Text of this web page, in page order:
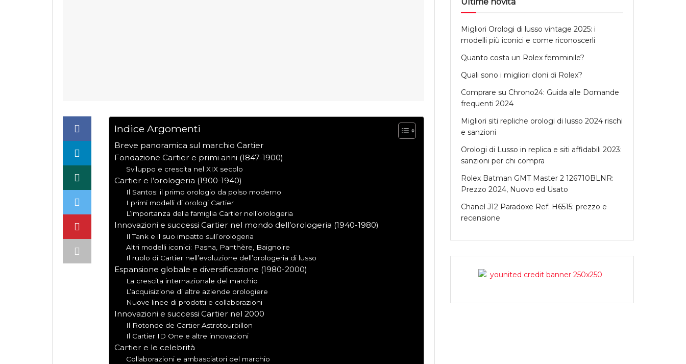
Indice Argomenti
Breve panoramica sul marchio Cartier
Fondazione Cartier e primi anni (1847-1900)
Sviluppo e crescita nel XIX secolo
Cartier e l’orologeria (1900-1940)
Il Santos: il primo orologio da polso moderno
I primi modelli di orologi Cartier
L’importanza della famiglia Cartier nell’orologeria
Innovazioni e successi Cartier nel mondo dell’orologeria (1940-1980)
Il Tank e il suo impatto sull’orologeria
Altri modelli iconici: Pasha, Panthère, Baignoire
Il ruolo di Cartier nell’evoluzione dell’orologeria di lusso
Espansione globale e diversificazione (1980-2000)
La crescita internazionale del marchio
L’acquisizione di altre aziende orologiere
Nuove linee di prodotti e collaborazioni
Innovazioni e successi Cartier nel 2000
Il Rotonde de Cartier Astrotourbillon
Il Cartier ID One e altre innovazioni
Cartier e le celebrità
Collaborazioni e ambasciatori del marchio
Migliori Orologi di lusso vintage 2025: i
modelli più iconici e come riconoscerli
Quanto costa un Rolex femminile?
Quali sono i migliori cloni di Rolex?
Comprare su Chrono24: Guida alle Domande
frequenti 2024
Migliori siti repliche orologi di lusso 2024 rischi
e sanzioni
Orologi di Lusso in replica e siti affidabili 2023:
sanzioni per chi compra
Rolex Batman GMT Master 2 126710BLNR:
Prezzo 2024, Nuovo ed Usato
Chanel J12 Paradoxe Ref. H6515: prezzo e
recensione